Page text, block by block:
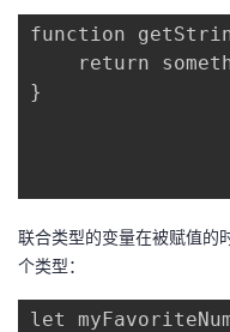
function
return
}
联合类型的变量在被赋值的
个类型：
let